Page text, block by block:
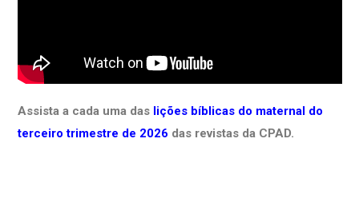
Assista a cada uma das lições bíblicas do maternal do
terceiro trimestre de 2026 das revistas da CPAD.